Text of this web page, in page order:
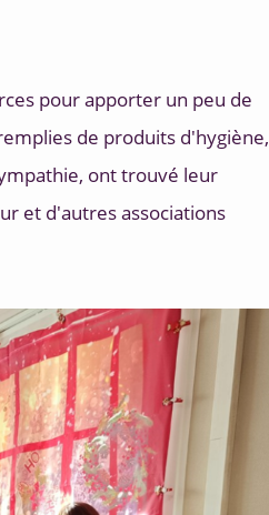
pour apporter un peu de
de produits d'hygiène,
ont trouvé leur
et d'autres associations